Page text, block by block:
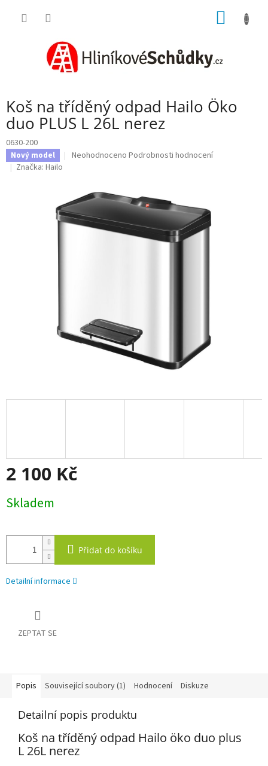
Koš na tříděný odpad Hailo Öko
duo PLUS L 26L nerez
0630-200
Nový model
Průměrné
0,0
z
5
hvězdiček.
Neohodnoceno Podrobnosti hodnocení
Značka: Hailo
2 100 Kč
cena:
Skladem
Přidat do košíku
Detailní informace
ZEPTAT SE
Popis Související soubory (1) Hodnocení Diskuze
Detailní popis produktu
Koš na tříděný odpad Hailo öko duo plus
L 26L nerez